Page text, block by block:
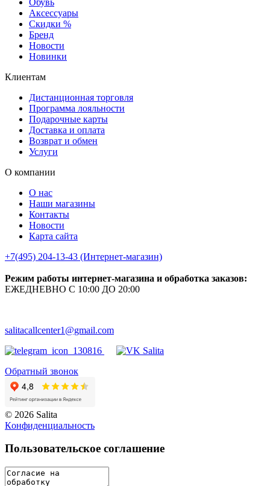
Аксессуары
Скидки %
Бренд
Новости
Новинки
Клиентам
Дистанционная торговля
Программа лояльности
Подарочные карты
Доставка и оплата
Возврат и обмен
Услуги
О компании
О нас
Наши магазины
Контакты
Новости
Карта сайта
+7(495) 204-13-43 (Интернет-магазин)
Режим работы интернет-магазина и обработка заказов:
ЕЖЕДНЕВНО С 10:00 ДО 20:00
salitacallcenter1@gmail.com
Обратный звонок
© 2026 Salita
Кoнфидeнциaльнoсть
Пользовательское соглашение